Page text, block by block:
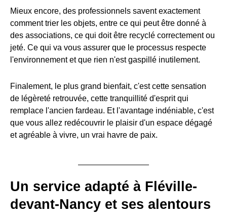
Mieux encore, des professionnels savent exactement
comment trier les objets, entre ce qui peut être donné à
des associations, ce qui doit être recyclé correctement ou
jeté. Ce qui va vous assurer que le processus respecte
l'environnement et que rien n'est gaspillé inutilement.
Finalement, le plus grand bienfait, c'est cette sensation
de légèreté retrouvée, cette tranquillité d'esprit qui
remplace l'ancien fardeau. Et l'avantage indéniable, c'est
que vous allez redécouvrir le plaisir d'un espace dégagé
et agréable à vivre, un vrai havre de paix.
Un service adapté à Fléville-
devant-Nancy et ses alentours